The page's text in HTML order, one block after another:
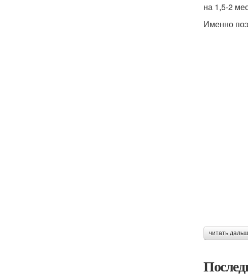
на 1,5-2
Именно
читать